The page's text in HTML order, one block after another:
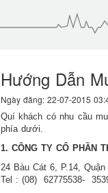
Hướng Dẫn
Ngày đăng: 22-07-2015
Quí khách có nhu cầu
phía dưới.
1. CÔNG TY CỔ PHẦN
24 Bàu Cát 6, P.14,
Tel : (08) 62775538-